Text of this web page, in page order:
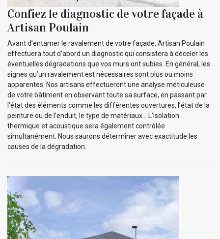
Confiez le diagnostic de votre façade à
Artisan Poulain
Avant d’entamer le ravalement de votre façade, Artisan Poulain
effectuera tout d’abord un diagnostic qui consistera à déceler les
éventuelles dégradations que vos murs ont subies. En général, les
signes qu’un ravalement est nécessaires sont plus ou moins
apparentes. Nos artisans effectueront une analyse méticuleuse
de votre bâtiment en observant toute sa surface, en passant par
l’état des éléments comme les différentes ouvertures, l’état de la
peinture ou de l’enduit, le type de matériaux... L’isolation
thermique et acoustique sera également contrôlée
simultanément. Nous saurons déterminer avec exactitude les
causes de la dégradation.